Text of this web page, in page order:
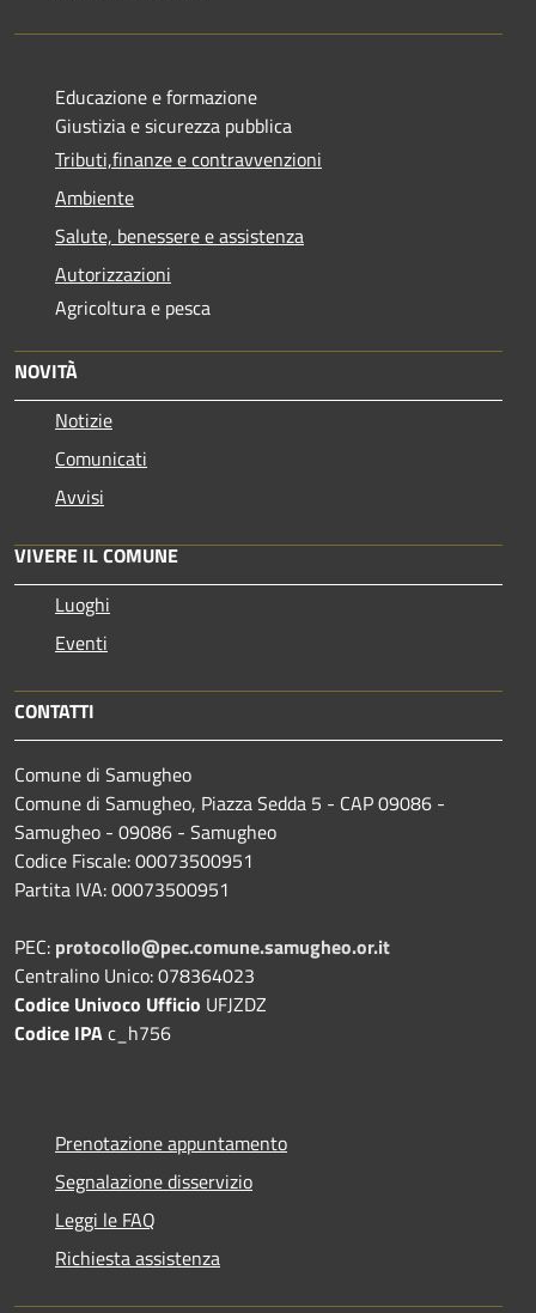
Educazione e formazione
Giustizia e sicurezza pubblica
Tributi,finanze e contravvenzioni
Ambiente
Salute, benessere e assistenza
Autorizzazioni
Agricoltura e pesca
NOVITÀ
Notizie
Comunicati
Avvisi
VIVERE IL COMUNE
Luoghi
Eventi
CONTATTI
Comune di Samugheo
Comune di Samugheo, Piazza Sedda 5 - CAP 09086 -
Samugheo - 09086 - Samugheo
Codice Fiscale: 00073500951
Partita IVA: 00073500951
PEC: protocollo@pec.comune.samugheo.or.it
Centralino Unico: 078364023
Codice Univoco Ufficio UFJZDZ
Codice IPAc_h756
Prenotazione appuntamento
Segnalazione disservizio
Leggi le FAQ
Richiesta assistenza